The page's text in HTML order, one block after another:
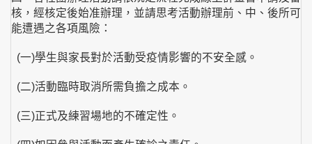
核，經核定後始准辦理，並請思考活動辦理前、中、後所可
能遭遇之各項風險：
(一)學生與家長對於活動受疫情影響的不安全感。
(二)活動臨時取消所需負擔之成本。
(三)正式及練習場地的不確定性。